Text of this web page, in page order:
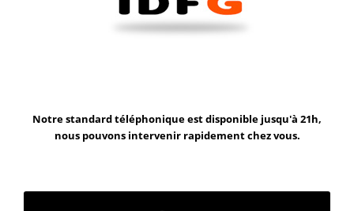
Notre standard téléphonique est disponible jusqu'à 21h,
nous pouvons intervenir rapidement chez vous.